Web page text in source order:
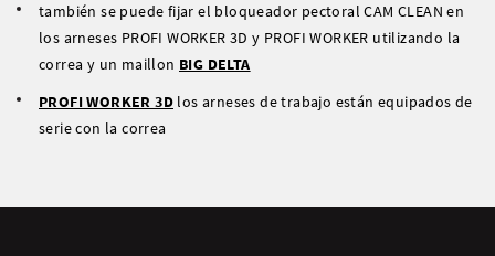
también se puede fijar el bloqueador pectoral CAM CLEAN en
los arneses PROFI WORKER 3D y PROFI WORKER utilizando la
correa y un maillon BIG DELTA
PROFI WORKER 3D los arneses de trabajo están equipados de
serie con la correa